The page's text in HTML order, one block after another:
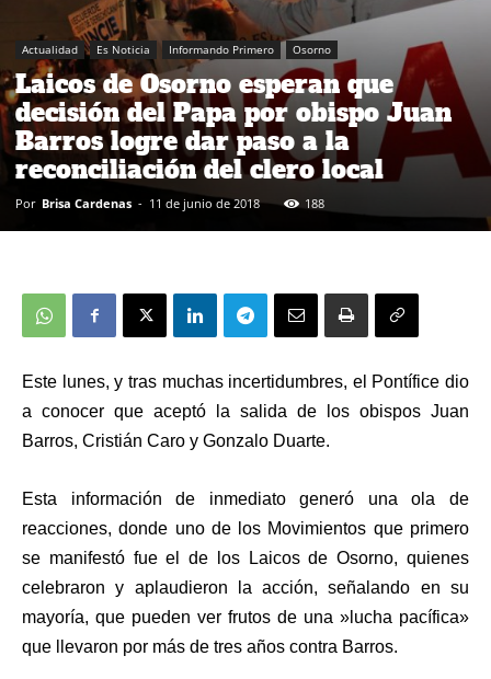
Actualidad Es Noticia Informando Primero Osorno
Laicos de Osorno esperan que
decisión del Papa por obispo Juan
Barros logre dar paso a la
reconciliación del clero local
Por Brisa Cardenas - 11 de junio de 2018 188
Este lunes, y tras muchas incertidumbres, el Pontífice dio
a conocer que aceptó la salida de los obispos Juan
Barros, Cristián Caro y Gonzalo Duarte.
Esta información de inmediato generó una ola de
reacciones, donde uno de los Movimientos que primero
se manifestó fue el de los Laicos de Osorno, quienes
celebraron y aplaudieron la acción, señalando en su
mayoría, que pueden ver frutos de una »lucha pacífica»
que llevaron por más de tres años contra Barros.